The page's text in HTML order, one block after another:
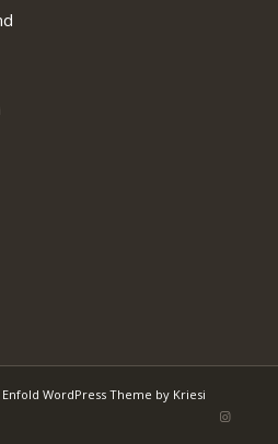
Enfold WordPress Theme by Kriesi